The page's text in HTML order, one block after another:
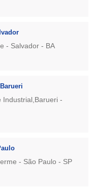
- Salvador - BA
Industrial,Barueri -
- São Paulo - SP